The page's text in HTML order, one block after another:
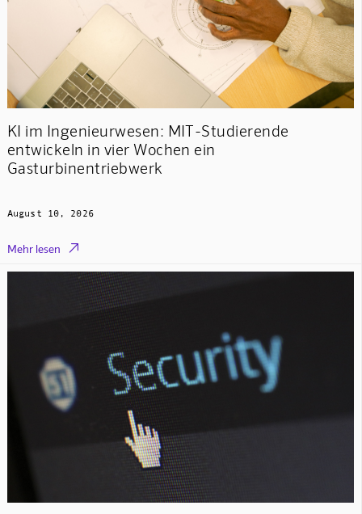
KI im Ingenieurwesen: MIT-Studierende
entwickeln in vier Wochen ein
Gasturbinentriebwerk
August 10, 2026
Mehr lesen 